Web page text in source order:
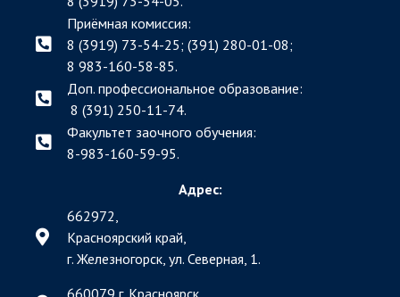
Приёмная комиссия:
8 (3919) 73-54-25; (391) 280-01-08;
8 983-160-58-85.
Доп. профессиональное образование:
8 (391) 250-11-74.
Факультет заочного обучения:
8-983-160-59-95.
Адрес:
662972,
Красноярский край,
г. Железногорск, ул. Северная, 1.
660079 г. Красноярск,